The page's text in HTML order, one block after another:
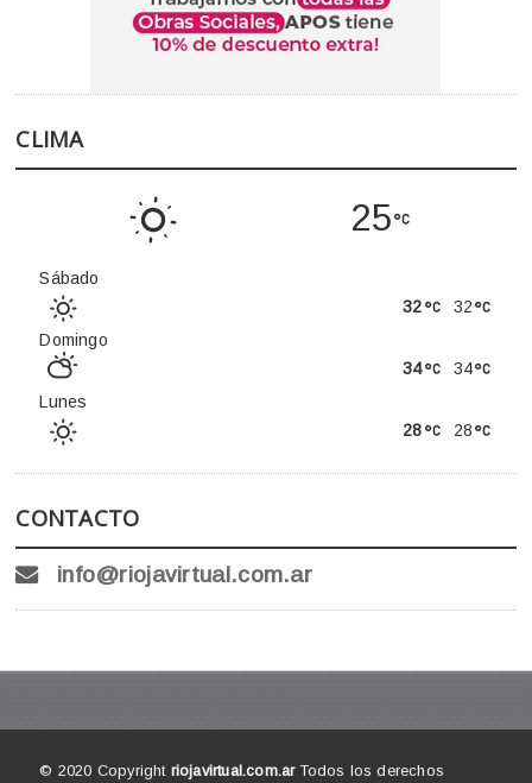
CLIMA
25
Sábado
32
32
Domingo
34
34
Lunes
28
28
CONTACTO
info@riojavirtual.com.ar
© 2020 Copyright riojavirtual.com.arTodos los derechos